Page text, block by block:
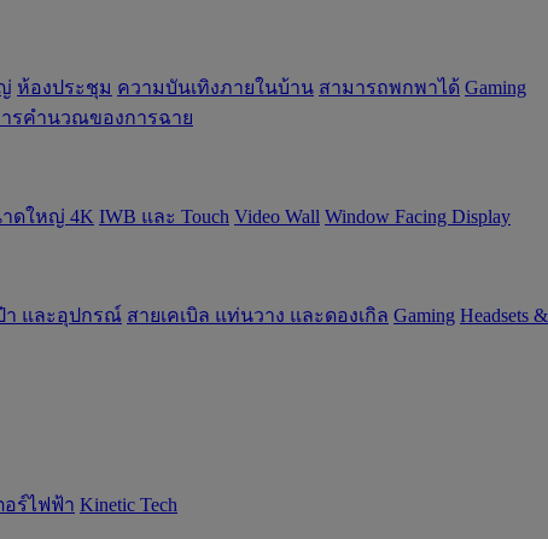
ห้องประชุม ความบันเทิงภายในบ้าน สามารถพกพาได้ Gaming
รคำนวณของการฉาย
ดใหญ่ 4K IWB และ Touch Video Wall Window Facing Display
า และอุปกรณ์ สายเคเบิล แท่นวาง และดองเกิล Gaming ‌Headsets
อร์ไฟฟ้า Kinetic Tech